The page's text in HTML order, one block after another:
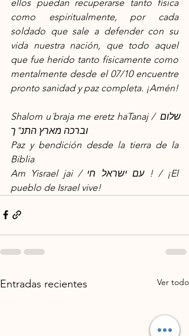
ellos puedan recuperarse tanto física
como espiritualmente, por cada
soldado que sale a defender con su
vida nuestra nación, que todo aquel
que fue herido tanto físicamente como
mentalmente desde el 07/10 encuentre
pronto sanidad y paz completa. ¡Amén!
Shalom u´braja me eretz haTanaj / שלום
וברכה מארץ התנ"ך
Paz y bendición desde la tierra de la
Biblia
Am Yisrael jai / עם ישראל חי ! / ¡El
pueblo de Israel vive!
Entradas recientes Ver todo